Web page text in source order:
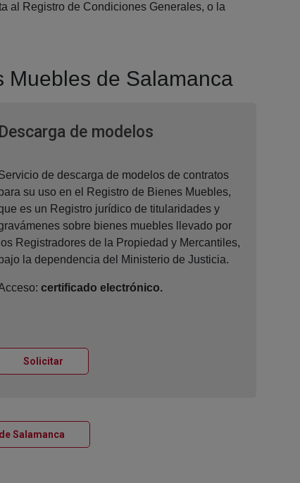
al Registro de Condiciones Generales, o la
Muebles de Salamanca
Descarga de modelos
de descarga de modelos de contratos
su uso en el Registro de Bienes Muebles,
es un Registro jurídico de titularidades y
sobre bienes muebles llevado por
los Registradores de la Propiedad y Mercantiles,
bajo la dependencia del Ministerio de Justicia.
certificado electrónico.
Solicitar
SalamancaVentana nueva